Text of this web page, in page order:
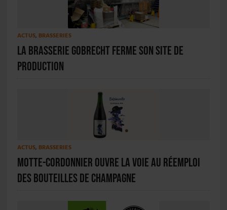
ACTUS, BRASSERIES
La Brasserie Gobrecht ferme son site de
production
ACTUS, BRASSERIES
Motte-Cordonnier ouvre la voie au réemploi
des bouteilles de champagne